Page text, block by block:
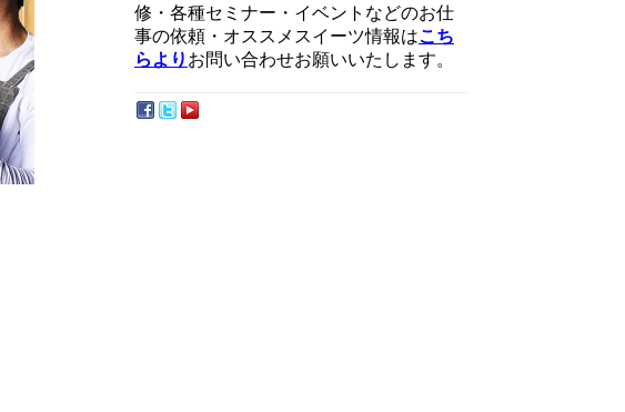
修・各種セミナー・イベントなどのお仕
事の依頼・オススメスイーツ情報はこち
らより お問い合わせお願いいたします。